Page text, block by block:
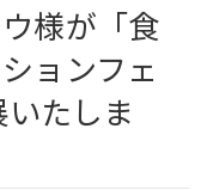
ョンフェ
たしま